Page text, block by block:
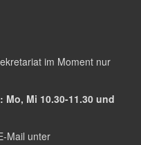
im Moment nur
Mi 10.30-11.30 und
Mail unter